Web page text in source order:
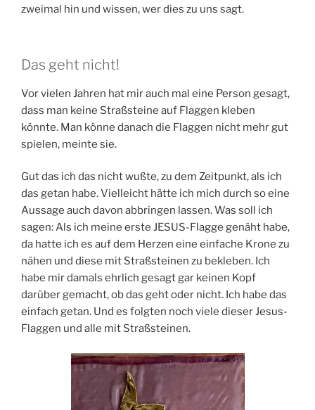
zweimal hin und wissen, wer dies zu uns sagt.
Das geht nicht!
Vor vielen Jahren hat mir auch mal eine Person gesagt,
dass man keine Straßsteine auf Flaggen kleben
könnte. Man könne danach die Flaggen nicht mehr gut
spielen, meinte sie.
Gut das ich das nicht wußte, zu dem Zeitpunkt, als ich
das getan habe. Vielleicht hätte ich mich durch so eine
Aussage auch davon abbringen lassen. Was soll ich
sagen: Als ich meine erste JESUS-Flagge genäht habe,
da hatte ich es auf dem Herzen eine einfache Krone zu
nähen und diese mit Straßsteinen zu bekleben. Ich
habe mir damals ehrlich gesagt gar keinen Kopf
darüber gemacht, ob das geht oder nicht. Ich habe das
einfach getan. Und es folgten noch viele dieser Jesus-
Flaggen und alle mit Straßsteinen.